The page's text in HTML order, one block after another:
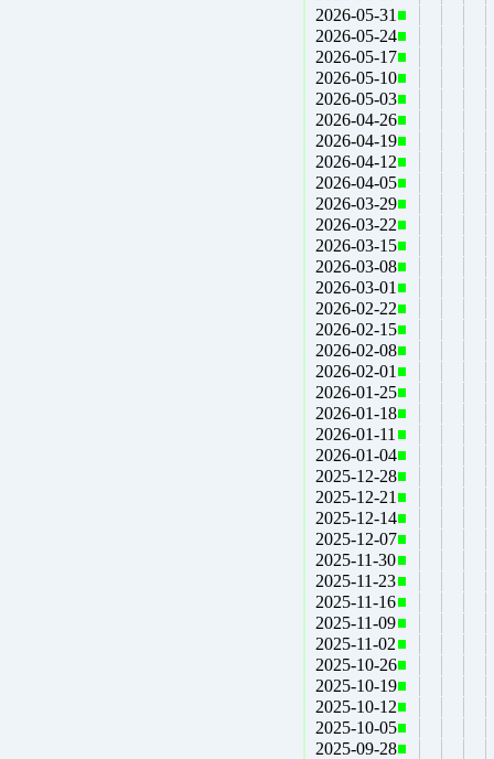
2026-05-31
2026-05-24
2026-05-17
2026-05-10
2026-05-03
2026-04-26
2026-04-19
2026-04-12
2026-04-05
2026-03-29
2026-03-22
2026-03-15
2026-03-08
2026-03-01
2026-02-22
2026-02-15
2026-02-08
2026-02-01
2026-01-25
2026-01-18
2026-01-11
2026-01-04
2025-12-28
2025-12-21
2025-12-14
2025-12-07
2025-11-30
2025-11-23
2025-11-16
2025-11-09
2025-11-02
2025-10-26
2025-10-19
2025-10-12
2025-10-05
2025-09-28